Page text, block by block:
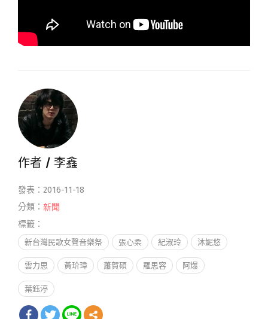
作者 / 李鑫
發表：2016-11-18
分類： 新聞
標籤：
新台灣民歌女聲音樂祭 張心柔 紀淑玲 沐妮悠
雲力思 黃玠瑋 蕭賀碩 羅思容 阿爆
葉鈺渟